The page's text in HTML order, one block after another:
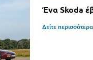
Ένα Skoda
Δείτε